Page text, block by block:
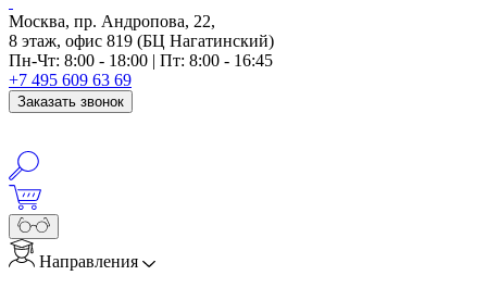
Москва, пр. Андропова, 22,
8 этаж, офис 819 (БЦ Нагатинский)
Пн-Чт: 8:00 - 18:00 | Пт: 8:00 - 16:45
+7 495 609 63 69
Заказать звонок
Направления